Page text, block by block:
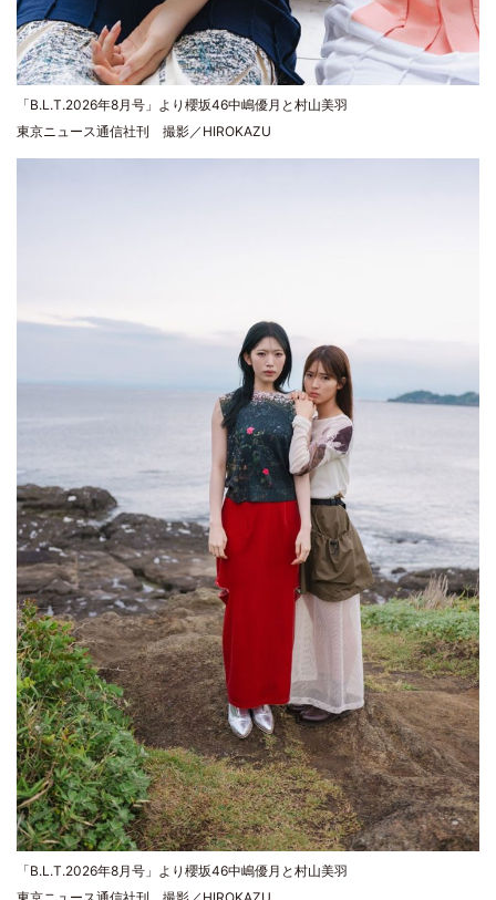
「B.L.T.2026年8月号」より櫻坂46中嶋優月と村山美羽
東京ニュース通信社刊 撮影／HIROKAZU
「B.L.T.2026年8月号」より櫻坂46中嶋優月と村山美羽